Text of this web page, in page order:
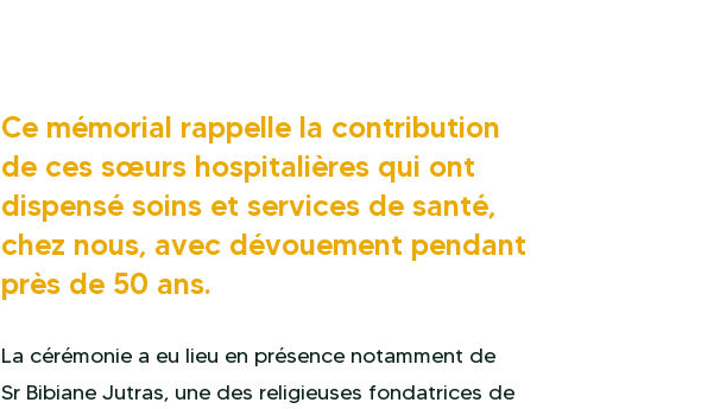
Ce mémorial rappelle la contribution
de ces sœurs hospitalières qui ont
dispensé soins et services de santé,
chez nous, avec dévouement pendant
près de 50 ans.
La cérémonie a eu lieu en présence notamment de
Sr Bibiane Jutras, une des religieuses fondatrices de